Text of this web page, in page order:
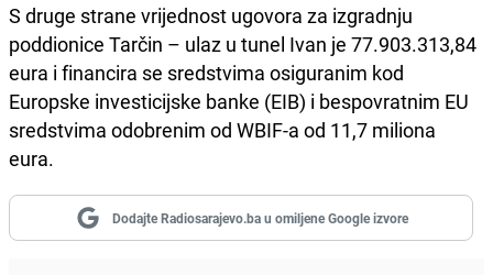
S druge strane vrijednost ugovora za izgradnju
poddionice Tarčin – ulaz u tunel Ivan je 77.903.313,84
eura i financira se sredstvima osiguranim kod
Europske investicijske banke (EIB) i bespovratnim EU
sredstvima odobrenim od WBIF-a od 11,7 miliona
eura.
Dodajte Radiosarajevo.ba u omiljene Google izvore